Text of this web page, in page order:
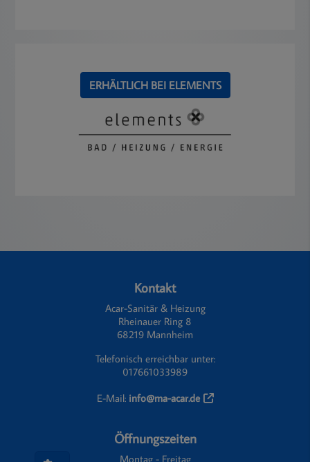
ERHÄLTLICH BEI ELEMENTS
Footer - Kontaktdaten und Öffnungszeiten
Kontakt
Acar-Sanitär & Heizung
Rheinauer Ring 8
68219 Mannheim
Telefonisch erreichbar unter:
017661033989
E-Mail: info@ma-acar.de
Öffnungszeiten
Montag - Freitag